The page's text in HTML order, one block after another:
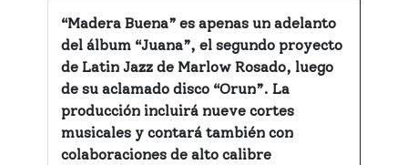
“Madera Buena” es apenas un adelanto
del álbum “Juana”, el segundo proyecto
de Latin Jazz de Marlow Rosado, luego
de su aclamado disco “Orun”. La
producción incluirá nueve cortes
musicales y contará también con
colaboraciones de alto calibre